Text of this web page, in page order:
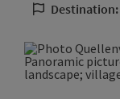
Destination: